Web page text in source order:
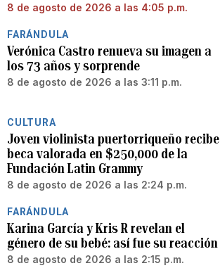
8 de agosto de 2026 a las 4:05 p.m.
FARÁNDULA
Verónica Castro renueva su imagen a
los 73 años y sorprende
8 de agosto de 2026 a las 3:11 p.m.
CULTURA
Joven violinista puertorriqueño recibe
beca valorada en $250,000 de la
Fundación Latin Grammy
8 de agosto de 2026 a las 2:24 p.m.
FARÁNDULA
Karina García y Kris R revelan el
género de su bebé: así fue su reacción
8 de agosto de 2026 a las 2:15 p.m.